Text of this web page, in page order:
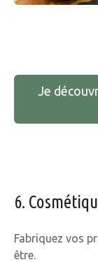
Je
6.
Fabriquez vos
être.